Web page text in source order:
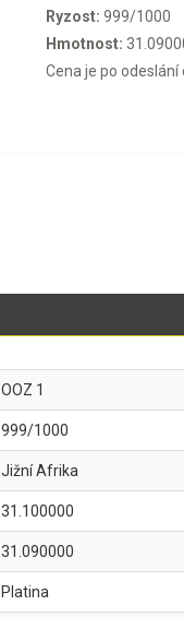
Ryzost: 999/1000
Hmotnost:
Cena je po
OOZ 1
999/1000
Jižní Afrika
31.100000
31.090000
Platina